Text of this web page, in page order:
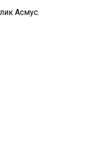
Асмус.